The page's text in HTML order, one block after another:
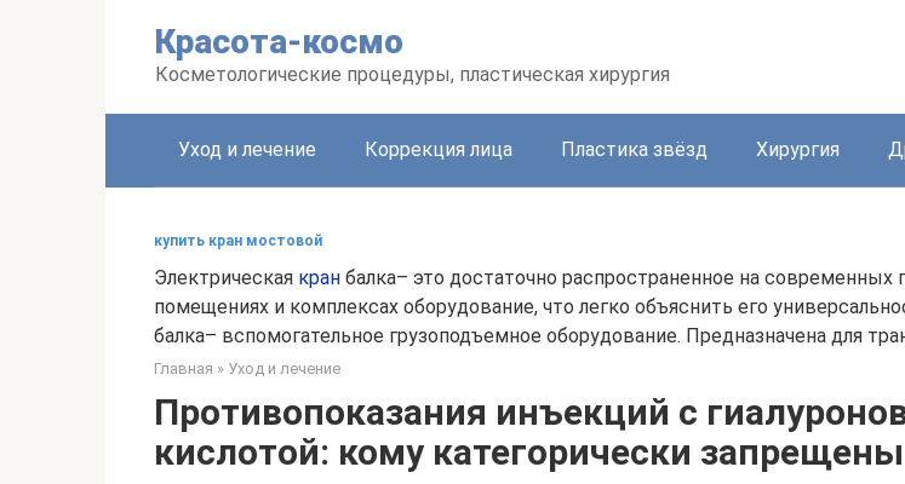
Красота-космо
Косметологические процедуры, пластическая хирургия
Уход и лечение Коррекция лица Пластика звёзд Хирургия
купить кран мостовой
Электрическая кран балка– это достаточно распространенное на
помещениях и комплексах оборудование, что легко объяснить его
балка– вспомогательное грузоподъемное оборудование. Предназначена для
Главная » Уход и лечение
Противопоказания инъекций с
кислотой: кому категорически запрещены